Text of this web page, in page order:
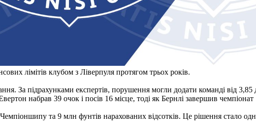
лімітів клубом з Ліверпуля протягом трьох років.
За підрахунками експертів, порушення могли додати команді від
набрав 39 очок і посів 16 місце, тоді як Бернлі завершив
та 9 млн фунтів нарахованих відсотків. Це рішення стало